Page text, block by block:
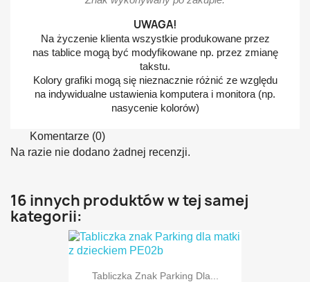
UWAGA!
Na życzenie klienta wszystkie produkowane przez
nas tablice mogą być modyfikowane np. przez zmianę
takstu.
Kolory grafiki mogą się nieznacznie różnić ze względu
na indywidualne ustawienia komputera i monitora (np.
nasycenie kolorów)
Komentarze (0)
Na razie nie dodano żadnej recenzji.
16 innych produktów w tej samej
kategorii:
Tabliczka Znak Parking Dla...